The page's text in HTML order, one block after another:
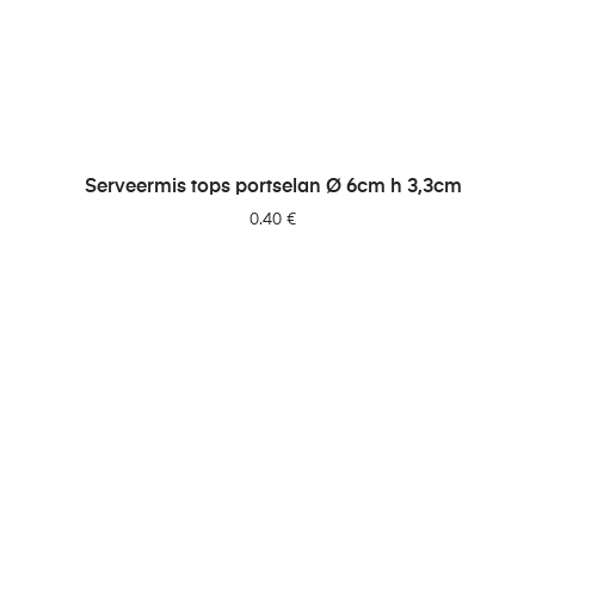
LISA PÄRINGUSSE
Serveermis tops portselan Ø 6cm h 3,3cm
0.40€